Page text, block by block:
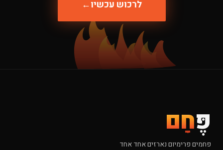
לרכוש עכשיו←
פֶּחָם
פחמים פרימיום נארזים אחד אחד